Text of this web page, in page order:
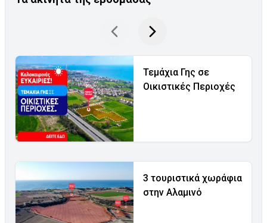
Τεμάχια Γης σε
Οικιστικές Περιοχές
3 τουριστικά χωράφια
στην Αλαμινό